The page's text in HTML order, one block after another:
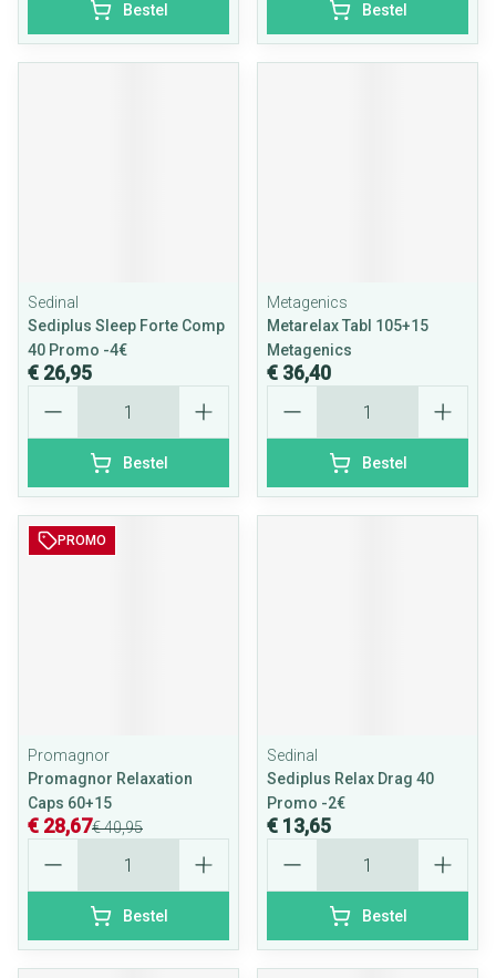
Bestel Bestel
Sedinal
Sediplus Sleep Forte Comp
40 Promo -4€
€ 26,95
Bestel
Metagenics
Metarelax Tabl 105+15
Metagenics
€ 36,40
Bestel
PROMO
Promagnor
Promagnor Relaxation
Caps 60+15
€ 40,95
€ 28,67
Bestel
Sedinal
Sediplus Relax Drag 40
Promo -2€
€ 13,65
Bestel